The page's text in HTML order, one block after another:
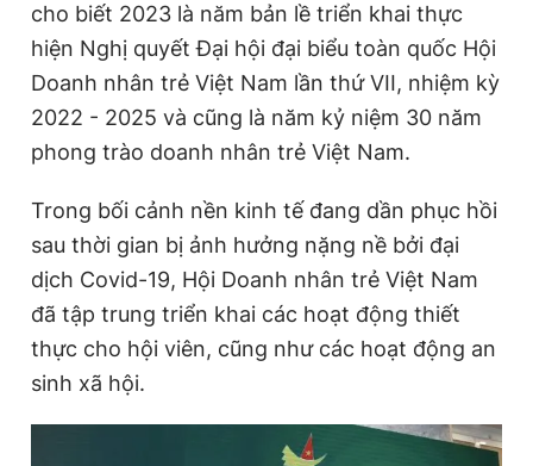
Đặt báo Quảng cáo RSS Tòa soạn Chính sách bảo
Tổng biên tập: Nguyễn Ngọc Toàn
Phó tổng biên tập: Lâm Hiếu Dũng
Phó tổng biên tập: Trần Việt Hưng
Tổng thư ký tòa soạn: Đức Trung
Giấy phép xuất bản số 110/GP - BTTTT cấp ngày 24.3.2020
© 2003-2026 Bản quyền thuộc về Báo Thanh Niên. Cấm sao
chép dưới mọi hình thức nếu không có sự chấp thuận bằng văn
bản. Phát triển bởi ePi Technologies, JSC.
cho biết 2023 là năm bản lề triển khai thực
hiện Nghị quyết Đại hội đại biểu toàn quốc Hội
Doanh nhân trẻ Việt Nam lần thứ VII, nhiệm kỳ
2022 - 2025 và cũng là năm kỷ niệm 30 năm
phong trào doanh nhân trẻ Việt Nam.
Trong bối cảnh nền kinh tế đang dần phục hồi
sau thời gian bị ảnh hưởng nặng nề bởi đại
dịch Covid-19, Hội Doanh nhân trẻ Việt Nam
đã tập trung triển khai các hoạt động thiết
thực cho hội viên, cũng như các hoạt động an
sinh xã hội.